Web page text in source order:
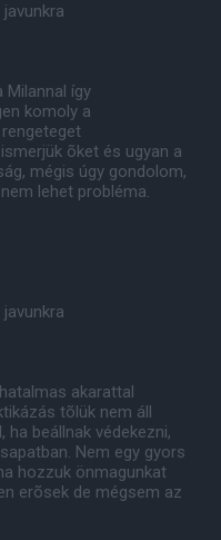
Milannal így
komoly a
õket és ugyan a
mégis úgy gondolom,
lehet probléma.
akarattal
tõlük nem áll
ha beállnak védekezni,
Nem egy gyors
hozzuk önmagunkat
erõsek de mégsem az